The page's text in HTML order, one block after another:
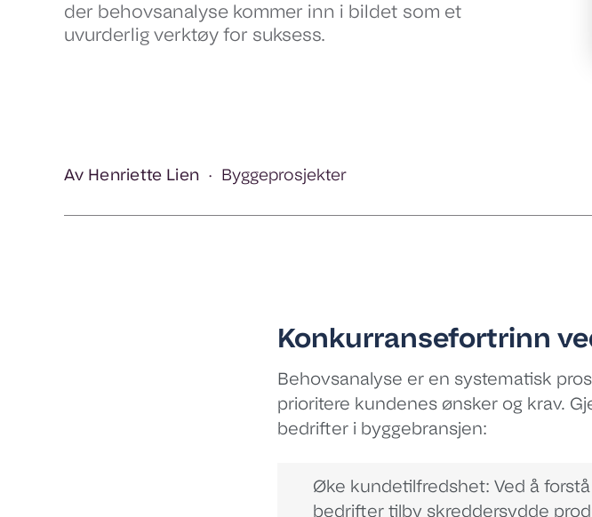
der behovsanalyse kommer inn i bildet som et
uvurderlig verktøy for suksess.
Av Henriette Lien Byggeprosjekter
Konkurransefortrinn
Behovsanalyse er en systematisk
prioritere kundenes ønsker og krav.
bedrifter i byggebransjen:
Øke kundetilfredshet: Ved å
bedrifter tilby skreddersydde